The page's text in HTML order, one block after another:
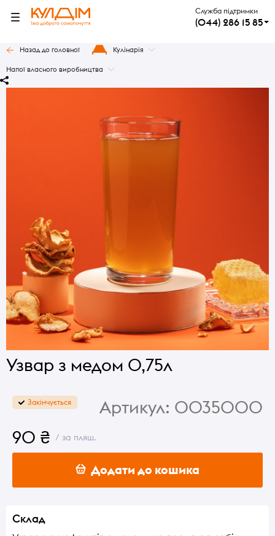
Служба підтримки
(044) 286 15 85
Назад до головної Кулінарія
Напої власного виробництва
Узвар з медом 0,75л
Закінчується Артикул: 0035000
90 ₴ / за пляш.
Додати до кошика
Склад